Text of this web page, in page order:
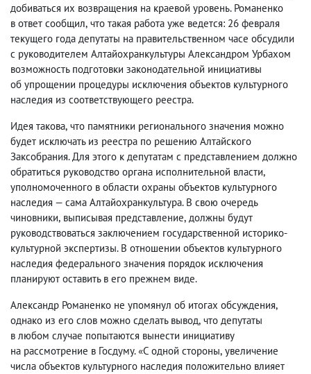
добиваться их возвращения на краевой уровень. Романенко
в ответ сообщил, что такая работа уже ведется: 26 февраля
текущего года депутаты на правительственном часе обсудили
с руководителем Алтайохранкультуры Александром Урбахом
возможность подготовки законодательной инициативы
об упрощении процедуры исключения объектов культурного
наследия из соответствующего реестра.
Идея такова, что памятники регионального значения можно
будет исключать из реестра по решению Алтайского
Заксобрания. Для этого к депутатам с представлением должно
обратиться руководство органа исполнительной власти,
уполномоченного в области охраны объектов культурного
наследия — сама Алтайохранкультура. В свою очередь
чиновники, выписывая представление, должны будут
руководствоваться заключением государственной историко-
культурной экспертизы. В отношении объектов культурного
наследия федерального значения порядок исключения
планируют оставить в его прежнем виде.
Александр Романенко не упомянул об итогах обсуждения,
однако из его слов можно сделать вывод, что депутаты
в любом случае попытаются вынести инициативу
на рассмотрение в Госдуму. «С одной стороны, увеличение
числа объектов культурного наследия положительно влияет